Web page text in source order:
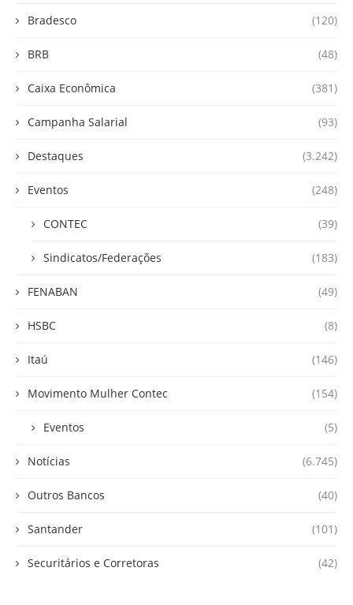
Bradesco (120)
BRB (48)
Caixa Econômica (381)
Campanha Salarial (93)
Destaques (3.242)
Eventos (248)
CONTEC (39)
Sindicatos/Federações (183)
FENABAN (49)
HSBC (8)
Itaú (146)
Movimento Mulher Contec (154)
Eventos (5)
Notícias (6.745)
Outros Bancos (40)
Santander (101)
Securitários e Corretoras (42)